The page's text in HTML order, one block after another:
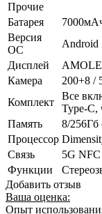
Прочие
Батарея
Версия
ОС
Android
Дисплей
Камера
200+8 /
Комплект
Все
Type-C,
Память
8/256Гб
Процессор
Связь
5G
Функции
Добавить отзыв
Ваша оценка:
Опыт